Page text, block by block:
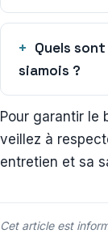
Quels
siamois ?
Pour garantir le
veillez à
entretien et sa
Cet article est